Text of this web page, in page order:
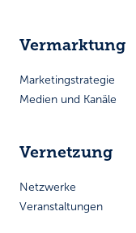
Vermarktung
Marketingstrategie
Medien und Kanäle
Vernetzung
Netzwerke
Veranstaltungen